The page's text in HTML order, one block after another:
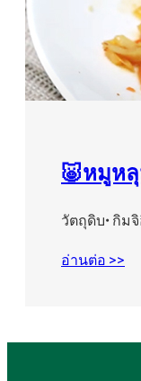
🐷หมูห
วัตถุดิบ• กิม
อ่านต่อ >>